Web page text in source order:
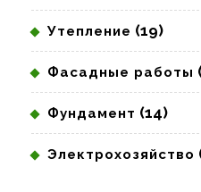
Утепление (19)
Фасадные работы
Фундамент (14)
Электрохозяйство